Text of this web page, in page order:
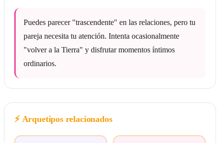
Puedes parecer "trascendente" en las relaciones, pero tu
pareja necesita tu atención. Intenta ocasionalmente
"volver a la Tierra" y disfrutar momentos íntimos
ordinarios.
⚡ Arquetipos relacionados